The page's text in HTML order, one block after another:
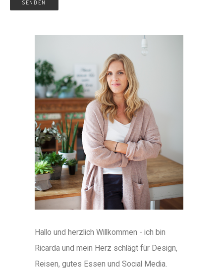
Hallo und herzlich Willkommen - ich bin
Ricarda und mein Herz schlägt für Design,
Reisen, gutes Essen und Social Media.